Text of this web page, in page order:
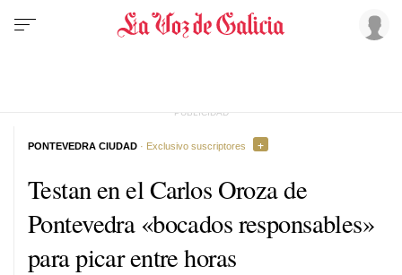
Testan en el Carlos Oroza de
Pontevedra «bocados responsables»
para picar entre horas
PONTEVEDRA CIUDAD · Exclusivo suscriptores